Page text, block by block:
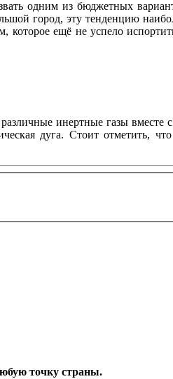
одним из бюджетных
город, эту тенденцию
ещё не успело
инертные газы
дуга. Стоит отметить,
точку страны.